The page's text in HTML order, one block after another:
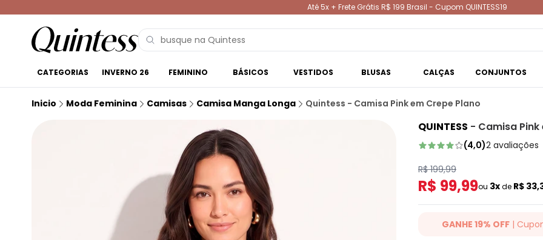
Até 5x + Frete Grátis R$ 199 Brasil - Cupom QUINTESS19
CATEGORIAS INVERNO 26 FEMININO BÁSICOS VESTIDOS BLUSAS CALÇAS CONJUNTOS
Inicio Moda Feminina Camisas Camisa Manga Longa Quintess - Camisa Pink em Crepe Plano
QUINTESS - Camisa
(4,0)2 avaliações
R$ 199,99
R$ 99,99ou 3xde R$
GANHE 19% OFF |